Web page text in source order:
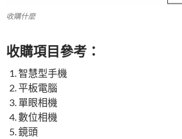
收購什麼
收購項目參考：
智慧型手機
平板電腦
單眼相機
數位相機
鏡頭